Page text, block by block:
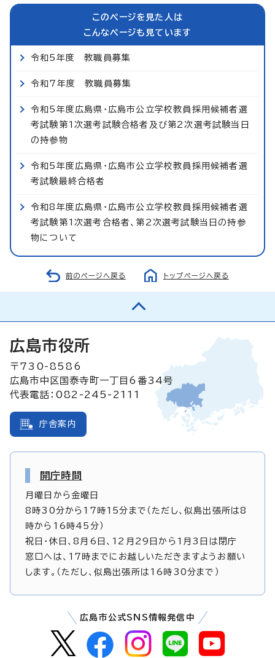
このページを見た人は
こんなページも見ています
令和5年度 教職員募集
令和7年度 教職員募集
令和5年度広島県・広島市公立学校教員採用候補者選
考試験第1次選考試験合格者及び第2次選考試験当日
の持参物
令和5年度広島県・広島市公立学校教員採用候補者選
考試験最終合格者
令和8年度広島県・広島市公立学校教員採用候補者選
考試験第1次選考合格者、第2次選考試験当日の持参
物について
前のページへ戻る トップページへ戻る
広島市役所
〒730-8586
広島市中区国泰寺町一丁目6番34号
代表電話：082-245-2111
庁舎案内
開庁時間
月曜日から金曜日
8時30分から17時15分まで（ただし、似島出張所は8
時から16時45分）
祝日・休日、8月6日、12月29日から1月3日は閉庁
窓口へは、17時までにお越しいただきますようお願い
します。（ただし、似島出張所は16時30分まで）
広島市公式SNS情報発信中